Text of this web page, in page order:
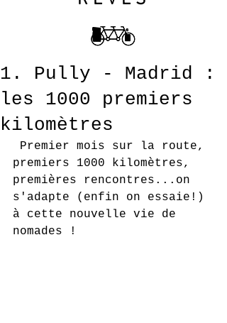
1. Pully - Madrid :
les 1000 premiers
kilomètres
premiers 1000 kilomètres,
premières rencontres...on
s'adapte (enfin on essaie!)
à cette nouvelle vie de
nomades !